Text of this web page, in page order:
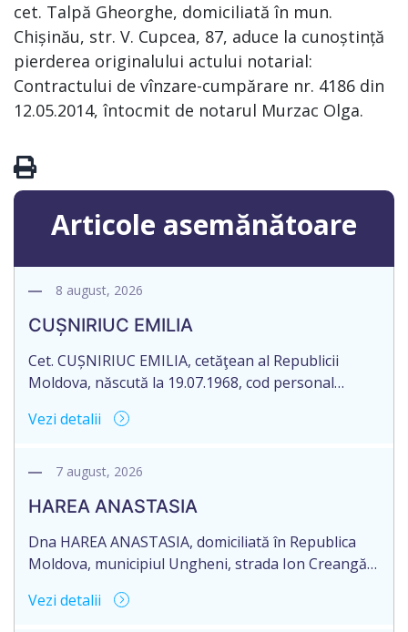
cet. Talpă Gheorghe, domiciliată în mun.
Chișinău, str. V. Cupcea, 87, aduce la cunoștință
pierderea originalului actului notarial:
Contractului de vînzare-cumpărare nr. 4186 din
12.05.2014, întocmit de notarul Murzac Olga.
Articole asemănătoare
8 august, 2026
CUȘNIRIUC EMILIA
Cet. CUȘNIRIUC EMILIA, cetăţean al Republicii
Moldova, născută la 19.07.1968, cod personal
raionul Fălești, satul Comarovca, aduce la
Certificatului de moștenitor legal, înregistrat sub
Larisa Dogotari, cu sediul biroului în or. Fălești,
str.Ștefan cel Mare, 61.
Vezi detalii
7 august, 2026
HAREA ANASTASIA
Dna HAREA ANASTASIA, domiciliată în Republica
Moldova, municipiul Ungheni, strada Ion Creangă
domiciliat în Republica Moldova, raionul Orhei,
Vezi detalii